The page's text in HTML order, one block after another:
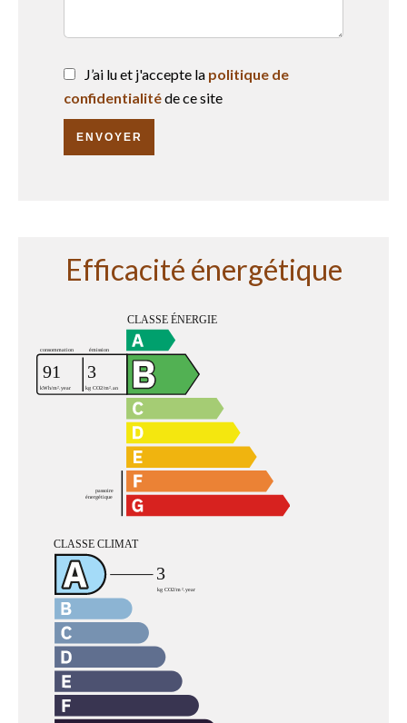
J’ai lu et j'accepte la politique de
confidentialitéde ce site
ENVOYER
Efficacité énergétique